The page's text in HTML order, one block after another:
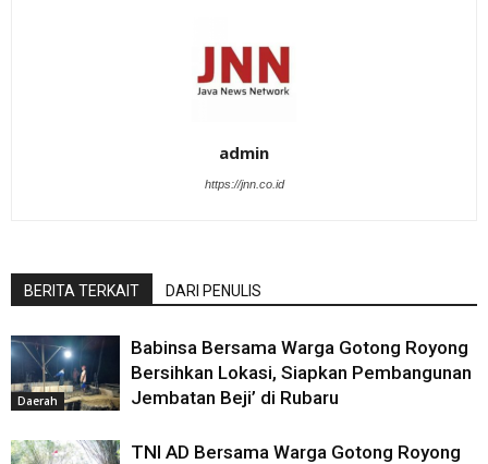
admin
https://jnn.co.id
BERITA TERKAIT DARI PENULIS
Daerah
Babinsa Bersama Warga Gotong Royong
Bersihkan Lokasi, Siapkan Pembangunan
Jembatan Beji’ di Rubaru
TNI AD Bersama Warga Gotong Royong